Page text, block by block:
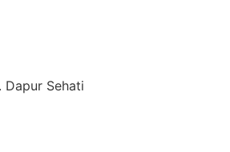
Dapur Sehati